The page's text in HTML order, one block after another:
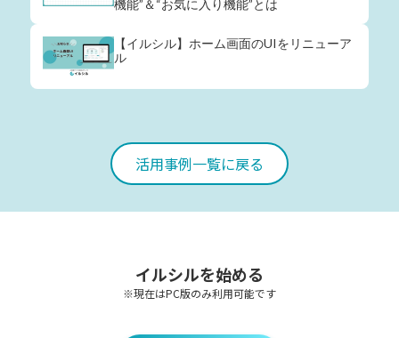
機能”＆“お気に入り機能”とは
【イルシル】ホーム画面のUIをリニューア
ル
活用事例一覧に戻る
イルシルを始める
※現在はPC版のみ利用可能です